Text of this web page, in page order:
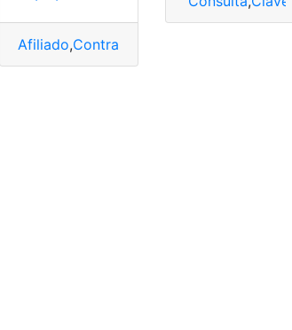
Afiliado,Contraseña